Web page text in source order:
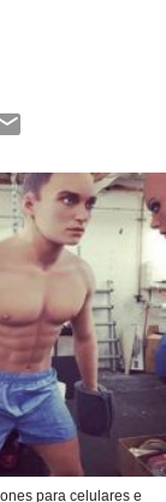
para celulares e